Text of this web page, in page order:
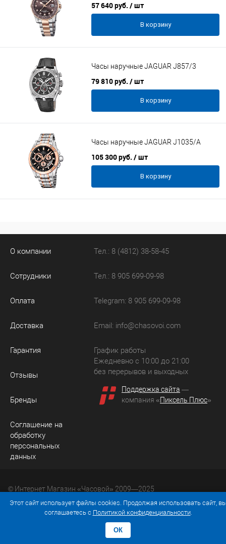
57 640 руб. / шт
В корзину
Часы наручные JAGUAR J857/3
79 810 руб. / шт
В корзину
Часы наручные JAGUAR J1035/A
105 300 руб. / шт
В корзину
О компании
Сотрудники
Оплата
Доставка
Гарантия
Отзывы
Бренды
Соглашение на
обработку
персональных
данных
Тел.: 8 (4812) 38-58-45
Тел.: 8 905 699-09-98
Telegram: 8 905 699-09-98
Email: info@chasovoi.com
График работы
Ежедневно с 10:00 до 21:00
без перерывов и выходных
Поддержка сайта —
компания «Пиксель Плюс»
© Интернет Магазин «Часовой» 2009—2025
Юридический адрес: 214036 Россия, г. Смоленск, ул.
Рыленкова, д. 61а, кв. 24.
Этот сайт использует файлы cookies. Продолжая использовать сайт,
соглашаетесь с Политикой конфиденциальности.
ОК